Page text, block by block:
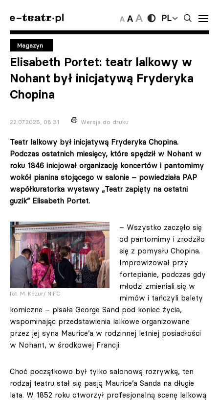
PL
Magazyn
Elisabeth Portet: teatr lalkowy w
Nohant był inicjatywą Fryderyka
Chopina
22.07.2025, 08:31 Wersja do druku
Teatr lalkowy był inicjatywą Fryderyka Chopina.
Podczas ostatnich miesięcy, które spędził w Nohant w
roku 1846 inicjował organizację koncertów i pantomimy
wokół pianina stojącego w salonie – powiedziała PAP
współkuratorka wystawy „Teatr zapięty na ostatni
guzik” Elisabeth Portet.
fot. M. Kazur/ NIFC
– Wszystko zaczęło się
od pantomimy i zrodziło
się z pomysłu Chopina.
Improwizował przy
fortepianie, podczas gdy
młodzi zmieniali się w
mimów i tańczyli balety
komiczne – pisała George Sand pod koniec życia,
wspominając przedstawienia lalkowe organizowane
przez jej syna Maurice’a w rodzinnej letniej posiadłości
w Nohant, w środkowej Francji.
Choć początkowo był tylko salonową rozrywką, ten
rodzaj teatru stał się pasją Maurice’a Sanda na długie
lata. W 1852 roku otworzył profesjonalną scenę lalkową